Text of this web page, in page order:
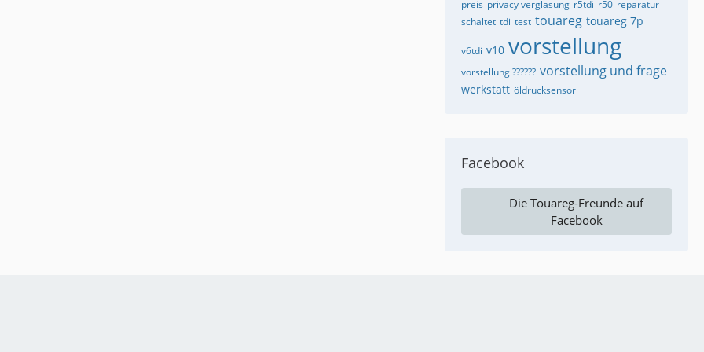
preis privacy verglasung r5tdi r50 reparatur
schaltet tdi test touareg touareg 7p
v6tdi v10 vorstellung
vorstellung ?????? vorstellung und frage
werkstatt öldrucksensor
Facebook
Die Touareg-Freunde auf
Facebook